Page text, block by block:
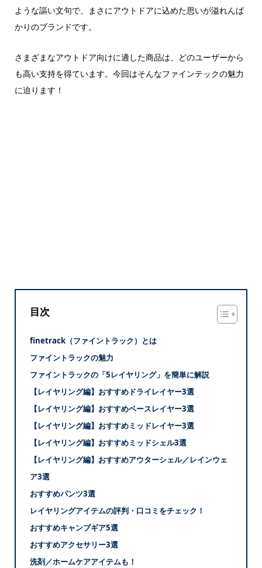
ような謳い文句で、まさにアウトドアに込めた思いが溢れんば
かりのブランドです。
さまざまなアウトドア向けに適した商品は、どのユーザーから
も高い支持を得ています。今回はそんなファインテックの魅力
に迫ります！
目次
finetrack（ファイントラック）とは
ファイントラックの魅力
ファイントラックの「5レイヤリング」を簡単に解説
【レイヤリング編】おすすめドライレイヤー3選
【レイヤリング編】おすすめベースレイヤー3選
【レイヤリング編】おすすめミッドレイヤー3選
【レイヤリング編】おすすめミッドシェル3選
【レイヤリング編】おすすめアウターシェル／レインウェ
ア3選
おすすめパンツ3選
レイヤリングアイテムの評判・口コミをチェック！
おすすめキャンプギア5選
おすすめアクセサリー3選
洗剤／ホームケアアイテムも！